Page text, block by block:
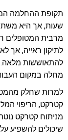
שעות, אך היא
לתיקון ראייה, אך
להתאוששות מלאה.
מחלה במקום
למרות שחלק
קטרקט, הריפוי
מניתוח קטרקט נוטה
שיכולים להשפיע